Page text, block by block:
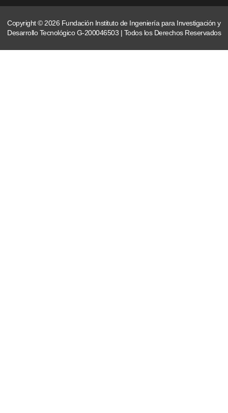
Copyright © 2026 Fundación Instituto de Ingeniería para Investigación y
Desarrollo Tecnológico G-200046503 | Todos los Derechos Reservados